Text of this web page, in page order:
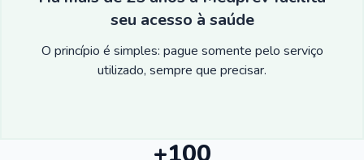
seu acesso à saúde
O princípio é simples: pague somente pelo serviço
utilizado, sempre que precisar.